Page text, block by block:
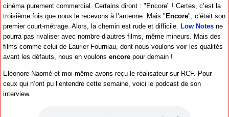
cinéma purement commercial. Certains diront : "Encore" ! Certes, c’est la
troisième fois que nous le recevons à l’antenne. Mais " Encore", c’était son
premier court-métrage. Alors, la chemin est rude et difficile.
Low Notes ne
pourra pas rivaliser avec nombre d’autres films, même mineurs. Mais des
films comme celui de Laurier Fourniau, dont nous voulons voir les qualités
avant les défauts, nous en voulons encore pour demain !
Eléonore Naomé et moi-même avons reçu le réalisateur sur RCF. Pour
ceux qui n’ont pu l’entendre cette semaine, voici le podcast de son
interview.